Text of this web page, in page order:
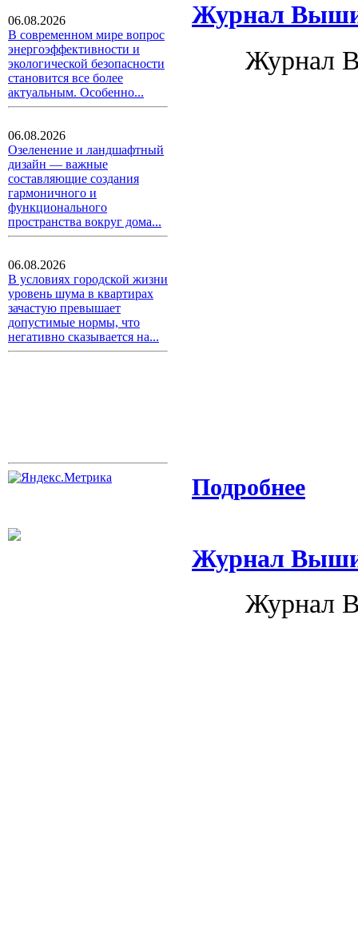
06.08.2026
В современном мире вопрос
энергоэффективности и
экологической безопасности
становится все более
актуальным. Особенно...
06.08.2026
Озеленение и ландшафтный
дизайн — важные
составляющие создания
гармоничного и
функционального
пространства вокруг дома...
06.08.2026
В условиях городской жизни
уровень шума в квартирах
зачастую превышает
допустимые нормы, что
негативно сказывается на...
Журнал
Журнал
Подробнее
Журнал
Журнал